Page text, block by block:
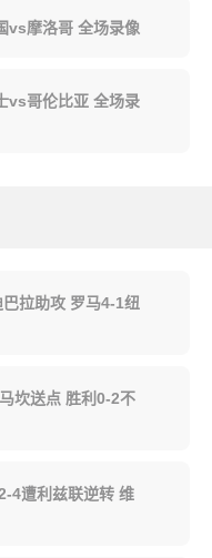
vs摩洛哥 全场录像
vs哥伦比亚 全场录
拉助攻 罗马4-1纽
坎送点 胜利0-2不
4遭利兹联逆转 维